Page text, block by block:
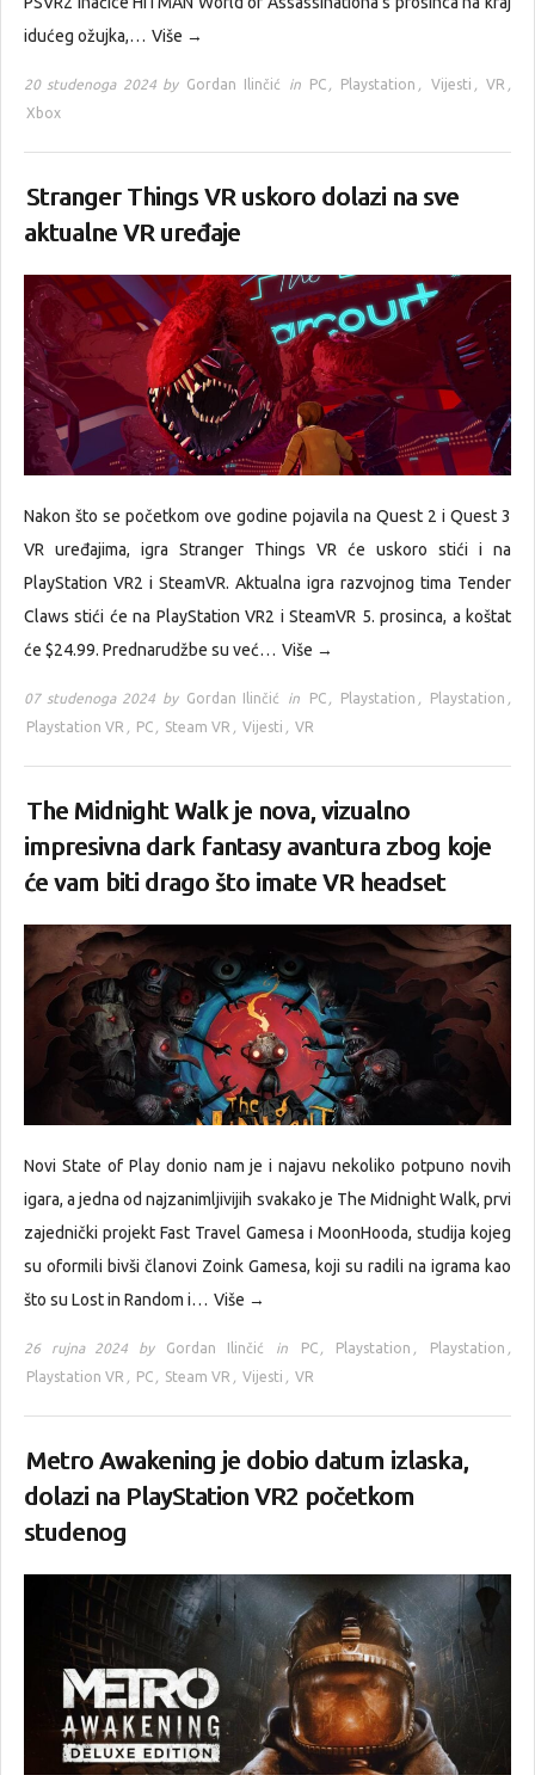
idućeg ožujka,… Više →
20 studenoga 2024 by Gordan Ilinčić in PC , Playstation , Vijesti , VR ,
Xbox
Stranger Things VR uskoro dolazi na sve
aktualne VR uređaje
Nakon što se početkom ove godine pojavila na Quest 2 i Quest 3
VR uređajima, igra Stranger Things VR će uskoro stići i na
PlayStation VR2 i SteamVR. Aktualna igra razvojnog tima Tender
Claws stići će na PlayStation VR2 i SteamVR 5. prosinca, a koštat
će $24.99. Prednarudžbe su već… Više →
07 studenoga 2024 by Gordan Ilinčić in PC , Playstation , Playstation ,
Playstation VR , PC , Steam VR , Vijesti , VR
The Midnight Walk je nova, vizualno
impresivna dark fantasy avantura zbog koje
će vam biti drago što imate VR headset
Novi State of Play donio nam je i najavu nekoliko potpuno novih
igara, a jedna od najzanimljivijih svakako je The Midnight Walk, prvi
zajednički projekt Fast Travel Gamesa i MoonHooda, studija kojeg
su oformili bivši članovi Zoink Gamesa, koji su radili na igrama kao
što su Lost in Random i… Više →
26 rujna 2024 by Gordan Ilinčić in PC , Playstation , Playstation ,
Playstation VR , PC , Steam VR , Vijesti , VR
Metro Awakening je dobio datum izlaska,
dolazi na PlayStation VR2 početkom
studenog